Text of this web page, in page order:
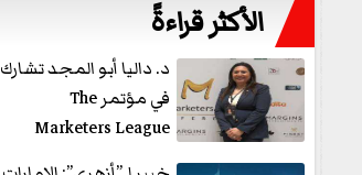
الأكثر قراءةً
د. داليا أبو المجد تشارك
في مؤتمر The
Marketers League
وتدير جلسة...